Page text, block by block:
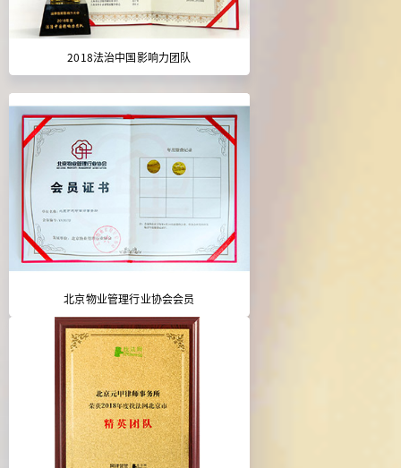
2018法治中国影响力团队
北京物业管理行业协会会员